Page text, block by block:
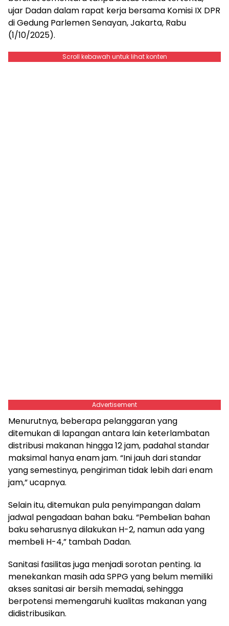
ujar Dadan dalam rapat kerja bersama Komisi IX DPR
di Gedung Parlemen Senayan, Jakarta, Rabu
(1/10/2025).
Scroll kebawah untuk lihat konten
Advertisement
Menurutnya, beberapa pelanggaran yang
ditemukan di lapangan antara lain keterlambatan
distribusi makanan hingga 12 jam, padahal standar
maksimal hanya enam jam. “Ini jauh dari standar
yang semestinya, pengiriman tidak lebih dari enam
jam,” ucapnya.
Selain itu, ditemukan pula penyimpangan dalam
jadwal pengadaan bahan baku. “Pembelian bahan
baku seharusnya dilakukan H-2, namun ada yang
membeli H-4,” tambah Dadan.
Sanitasi fasilitas juga menjadi sorotan penting. Ia
menekankan masih ada SPPG yang belum memiliki
akses sanitasi air bersih memadai, sehingga
berpotensi memengaruhi kualitas makanan yang
didistribusikan.